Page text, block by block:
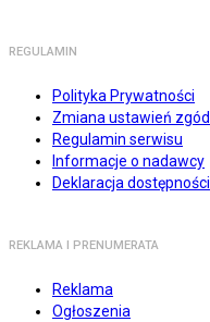
REGULAMIN
Polityka Prywatności
Zmiana ustawień zgód
Regulamin serwisu
Informacje o nadawcy
Deklaracja dostępności
REKLAMA I PRENUMERATA
Reklama
Ogłoszenia